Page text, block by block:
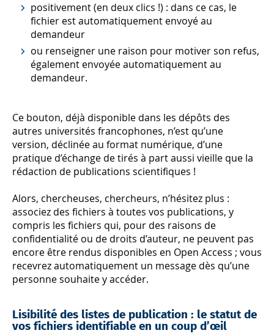
positivement (en deux clics !) : dans ce cas, le
fichier est automatiquement envoyé au
demandeur
ou renseigner une raison pour motiver son refus,
également envoyée automatiquement au
demandeur.
Ce bouton, déjà disponible dans les dépôts des
autres universités francophones, n’est qu’une
version, déclinée au format numérique, d’une
pratique d’échange de tirés à part aussi vieille que la
rédaction de publications scientifiques !
Alors, chercheuses, chercheurs, n’hésitez plus :
associez des fichiers à toutes vos publications, y
compris les fichiers qui, pour des raisons de
confidentialité ou de droits d’auteur, ne peuvent pas
encore être rendus disponibles en Open Access ; vous
recevrez automatiquement un message dès qu’une
personne souhaite y accéder.
Lisibilité des listes de publication : le statut de
vos fichiers identifiable en un coup d’œil